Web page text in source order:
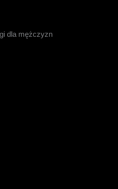
dla mężczyzn